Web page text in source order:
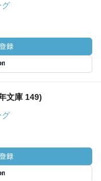
グ
文庫 149)
グ